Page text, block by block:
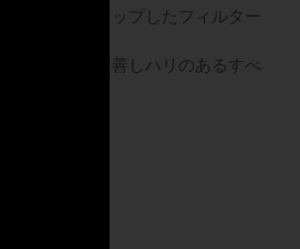
域をピックアップしたフィルター
も、肌色を改善しハリのあるすべ
ア。